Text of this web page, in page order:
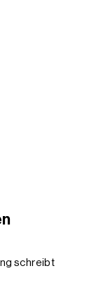
schreibt